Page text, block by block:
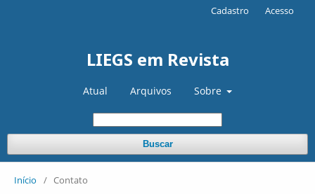
LIEGS em Revista
Atual Arquivos Sobre
Buscar
Cadastro Acesso
Início / Contato